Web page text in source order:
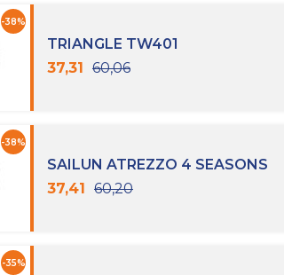
-38%
TRIANGLE TW401
37,31 60,06
-38%
SAILUN ATREZZO 4 SEASONS
37,41 60,20
-35%